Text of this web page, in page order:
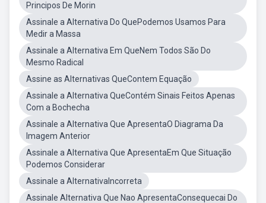
Principos De Morin
Assinale a Alternativa Do QuePodemos Usamos Para
Medir a Massa
Assinale a Alternativa Em QueNem Todos São Do
Mesmo Radical
Assine as Alternativas QueContem Equação
Assinale a Alternativa QueContém Sinais Feitos Apenas
Com a Bochecha
Assinale a Alternativa Que ApresentaO Diagrama Da
Imagem Anterior
Assinale a Alternativa Que ApresentaEm Que Situação
Podemos Considerar
Assinale a AlternativaIncorreta
Assinale Alternativa Que Nao ApresentaConsequecai Do